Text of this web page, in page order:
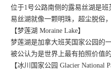
位于1号公路南侧的露易丝湖是
易丝湖就像一颗明珠，超尘脱俗
【梦莲湖 Moraine Lake】
梦莲湖是加拿大班芙国家公园的
被公认为是世界上最有拍照价值
【冰川国家公园 Glacier National